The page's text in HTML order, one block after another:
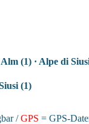
Alm (1) · Alpe di
(1)
/GPS = GPS-